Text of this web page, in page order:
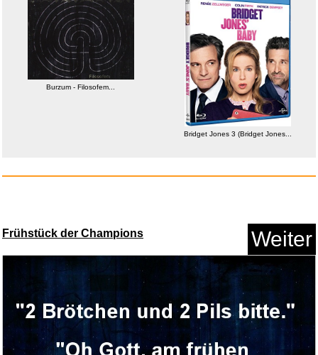
Burzum - Filosofem...
Bridget Jones 3 (Bridget Jones...
Frühstück der Champions Weiter